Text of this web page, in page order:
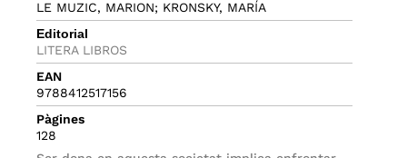
LE MUZIC, MARION; KRONSKY, MARÍA
Editorial
LITERA LIBROS
EAN
9788412517156
Pàgines
128